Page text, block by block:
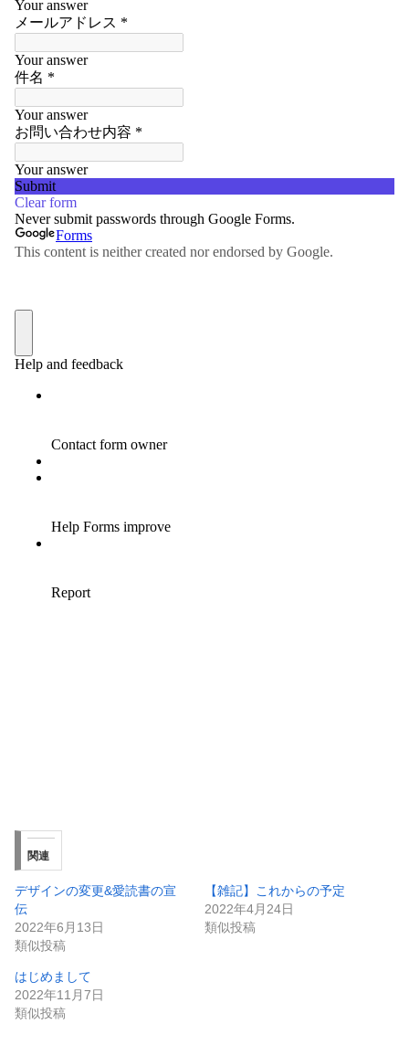
関連
デザインの変更&愛読書の宣
伝
2022年6月13日
類似投稿
【雑記】これからの予定
2022年4月24日
類似投稿
はじめまして
2022年11月7日
類似投稿